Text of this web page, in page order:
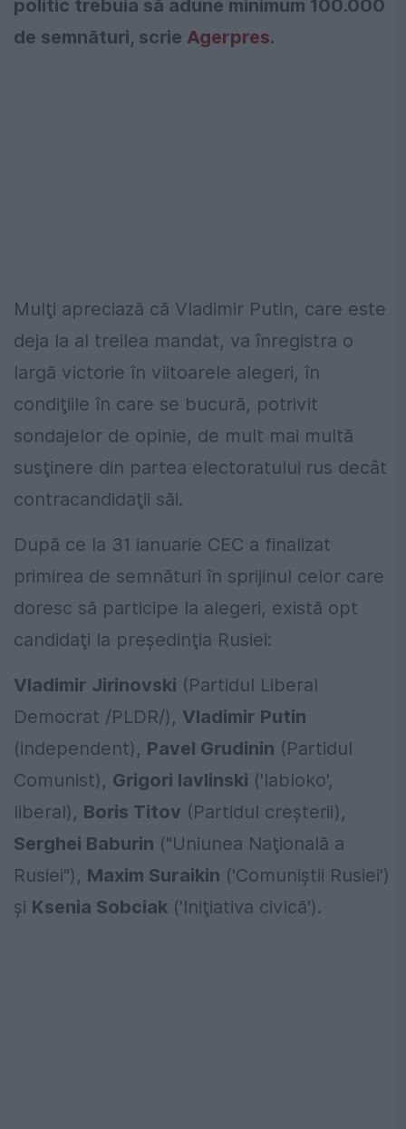
politic trebuia să adune minimum 100.000
de semnături, scrie Agerpres.
Mulţi apreciază că Vladimir Putin, care este
deja la al treilea mandat, va înregistra o
largă victorie în viitoarele alegeri, în
condiţiile în care se bucură, potrivit
sondajelor de opinie, de mult mai multă
susţinere din partea electoratului rus decât
contracandidaţii săi.
După ce la 31 ianuarie CEC a finalizat
primirea de semnături în sprijinul celor care
doresc să participe la alegeri, există opt
candidaţi la preşedinţia Rusiei:
Vladimir Jirinovski (Partidul Liberal
Democrat /PLDR/), Vladimir Putin
(independent), Pavel Grudinin (Partidul
Comunist), Grigori Iavlinski ('Iabloko',
liberal), Boris Titov (Partidul creşterii),
Serghei Baburin ("Uniunea Naţională a
Rusiei"), Maxim Suraikin ('Comuniştii Rusiei')
şi Ksenia Sobciak ('Iniţiativa civică').